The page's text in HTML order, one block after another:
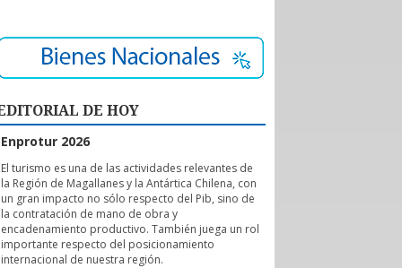
DE HOY
Enprotur 2026
El turismo es una de las actividades relevantes de
la Región de Magallanes y la Antártica Chilena, con
un gran impacto no sólo respecto del Pib, sino de
la contratación de mano de obra y
encadenamiento productivo. También juega un rol
importante respecto del posicionamiento
internacional de nuestra región.